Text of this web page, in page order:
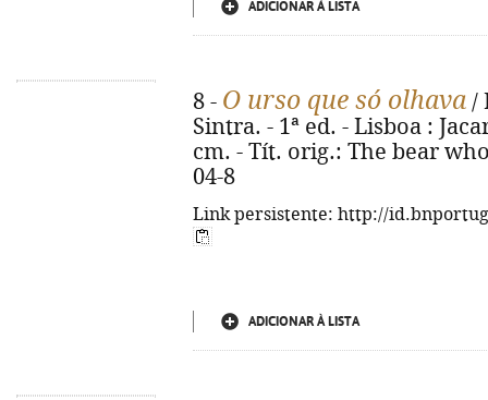
ADICIONAR À LISTA
8 - O urso que só olhava /
Sintra. - 1ª ed. - Lisboa :
cm. - Tít. orig.: The bear
04-8
Link persistente: http://
ADICIONAR À LISTA